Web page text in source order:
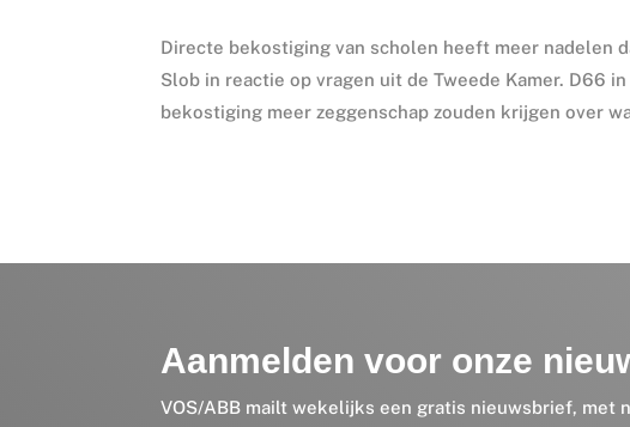
Directe bekostiging van scholen heeft meer nadelen
Slob in reactie op vragen uit de Tweede Kamer. D66
bekostiging meer zeggenschap zouden krijgen over
Aanmelden voor onze
VOS/ABB mailt wekelijks een gratis nieuwsbrief, met